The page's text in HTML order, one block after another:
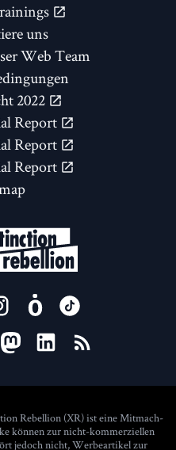
uns
Web Team
2022
Report
Report
Report
ON
Rebellion (XR) ist eine Mitmach-
können zur nicht-kommerziellen
jedoch nicht, Werbeartikel zur